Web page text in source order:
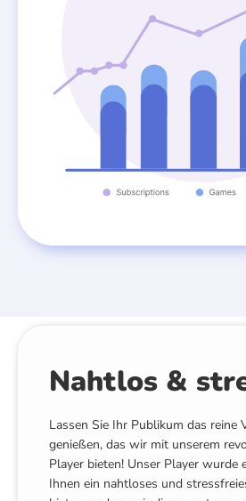
Nahtlos &
Lassen Sie Ihr Publikum das reine
genießen, das wir mit unserem
Player bieten! Unser Player wurde
Ihnen ein nahtloses und